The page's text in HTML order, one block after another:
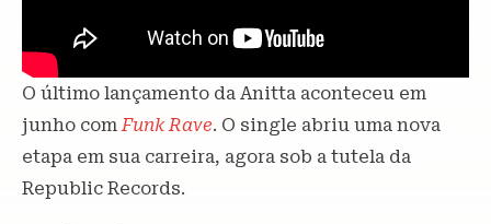
O último lançamento da Anitta aconteceu em
junho comFunk Rave. O single abriu uma nova
etapa em sua carreira, agora sob a tutela da
Republic Records.